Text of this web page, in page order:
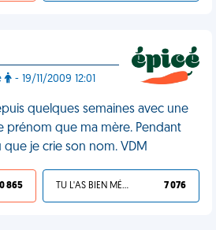
- 19/11/2009 12:01
quelques semaines avec une
prénom que ma mère. Pendant
que je crie son nom. VDM
865 TU L'AS BIEN MÉRITÉ 7 076